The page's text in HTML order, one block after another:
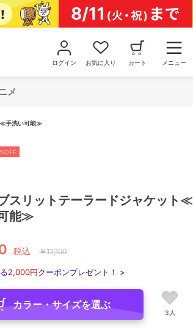
ログイン お気に入り カート メニュー
メ
≪手洗い可能≫
スリットテーラードジャケット≪
能≫
税込 ￥12,100
2,000円クーポンプレゼント！ >
カラー・サイズを選ぶ
3人